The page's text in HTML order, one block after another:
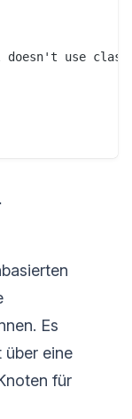
doesn't use
Es
eine
für